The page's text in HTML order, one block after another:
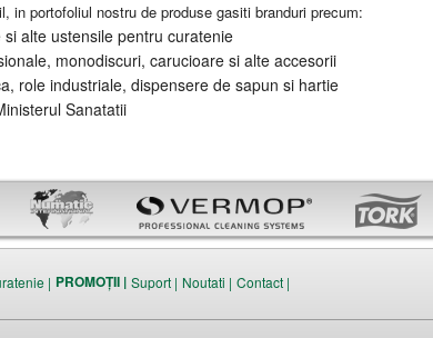
in portofoliul nostru de produse gasiti branduri precum:
alte ustensile pentru curatenie
monodiscuri, carucioare si alte accesorii
role industriale, dispensere de sapun si hartie
Sanatatii
| PROMOȚII | Suport | Noutati | Contact |